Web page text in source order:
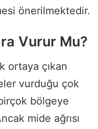
önerilmektedir.
Vurur Mu?
ortaya çıkan
vurduğu çok
bölgeye
mide ağrısı